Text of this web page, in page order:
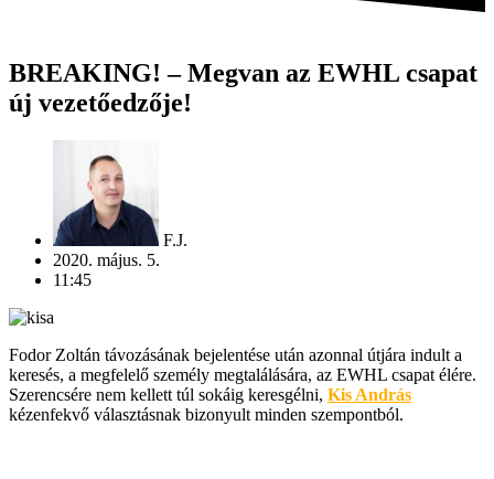
BREAKING! – Megvan az EWHL csapat
új vezetőedzője!
F.J.
2020. május. 5.
11:45
Fodor Zoltán távozásának bejelentése után azonnal útjára indult a
keresés, a megfelelő személy megtalálására, az EWHL csapat élére.
Szerencsére nem kellett túl sokáig keresgélni, Kis András
kézenfekvő választásnak bizonyult minden szempontból.